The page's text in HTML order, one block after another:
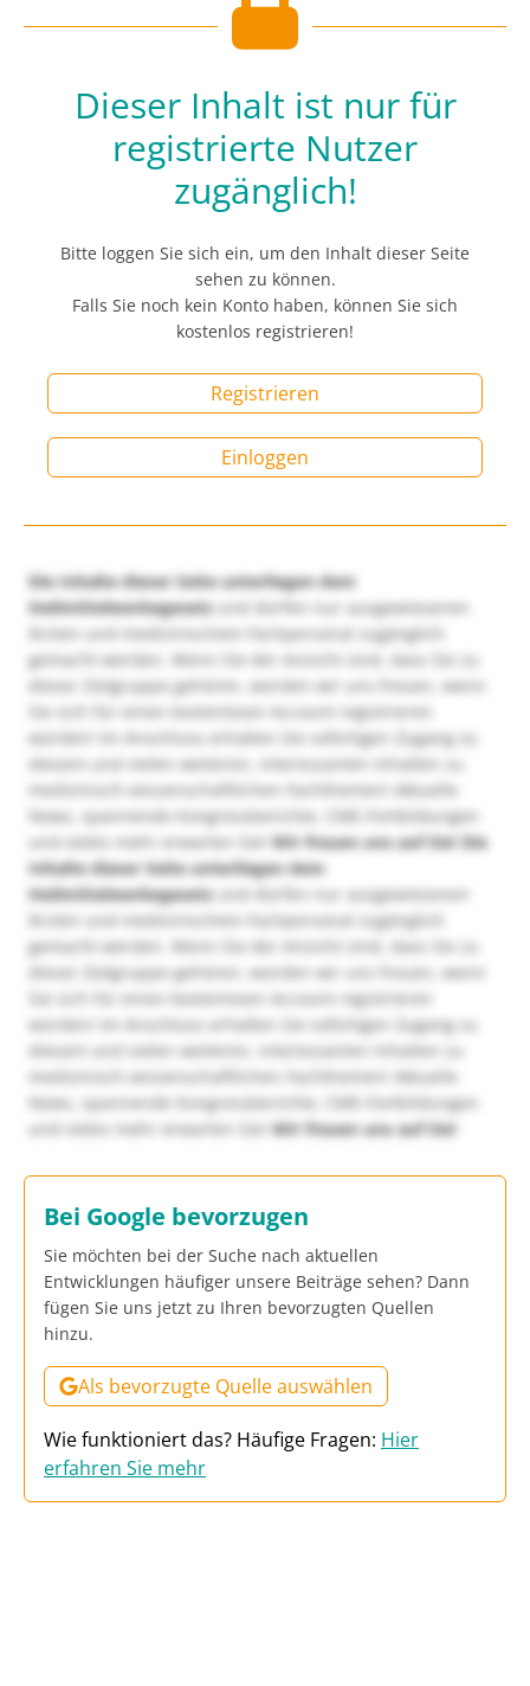
Dieser Inhalt ist nur für
registrierte Nutzer
zugänglich!
Bitte loggen Sie sich ein, um den Inhalt dieser Seite
sehen zu können.
Falls Sie noch kein Konto haben, können Sie sich
kostenlos registrieren!
Registrieren
Einloggen
Die Inhalte dieser Seite unterliegen dem
Heilmittelwerbegesetzund dürfen nur ausgewiesenen
Ärzten und medizinischem Fachpersonal zugänglich
gemacht werden. Wenn Sie der Ansicht sind, dass Sie zu
dieser Zielgruppe gehören, würden wir uns freuen, wenn
Sie sich für einen kostenlosen Account registrieren
würden! Im Anschluss erhalten Sie sofortigen Zugang zu
diesem und vielen weiteren, interessanten Inhalten zu
medizinisch-wissenschaftlichen Fachthemen! Aktuelle
News, spannende Kongressberichte, CME-Fortbildungen
und vieles mehr erwarten Sie!Wir freuen uns auf Sie! Die
Inhalte dieser Seite unterliegen dem
Heilmittelwerbegesetzund dürfen nur ausgewiesenen
Ärzten und medizinischem Fachpersonal zugänglich
gemacht werden. Wenn Sie der Ansicht sind, dass Sie zu
dieser Zielgruppe gehören, würden wir uns freuen, wenn
Sie sich für einen kostenlosen Account registrieren
würden! Im Anschluss erhalten Sie sofortigen Zugang zu
diesem und vielen weiteren, interessanten Inhalten zu
medizinisch-wissenschaftlichen Fachthemen! Aktuelle
News, spannende Kongressberichte, CME-Fortbildungen
und vieles mehr erwarten Sie!Wir freuen uns auf Sie!
Bei Google bevorzugen
Sie möchten bei der Suche nach aktuellen
Entwicklungen häufiger unsere Beiträge sehen? Dann
fügen Sie uns jetzt zu Ihren bevorzugten Quellen
hinzu.
Als bevorzugte Quelle auswählen
Wie funktioniert das? Häufige Fragen: Hier
erfahren Sie mehr